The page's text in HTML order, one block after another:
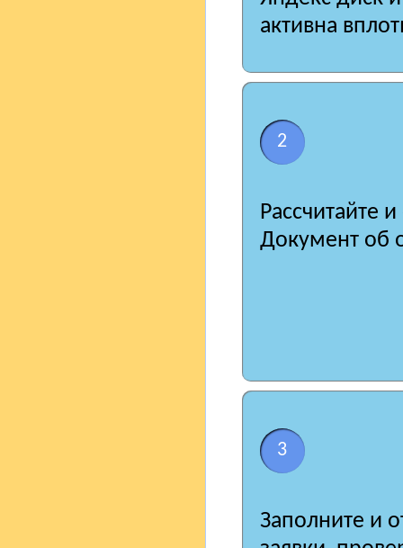
активна
2
Рассчитайте
Документ об
3
Заполните и